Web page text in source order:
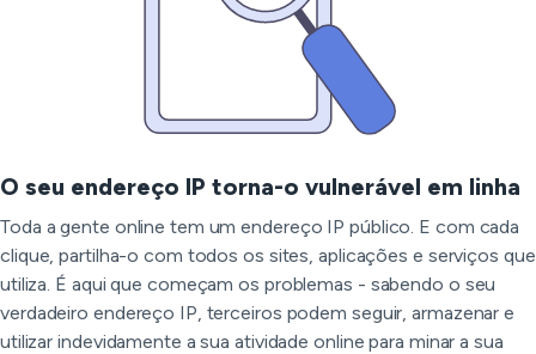
O seu endereço IP torna-o vulnerável em linha
Toda a gente online tem um endereço IP público. E com cada
clique, partilha-o com todos os sites, aplicações e serviços que
utiliza. É aqui que começam os problemas - sabendo o seu
verdadeiro endereço IP, terceiros podem seguir, armazenar e
utilizar indevidamente a sua atividade online para minar a sua